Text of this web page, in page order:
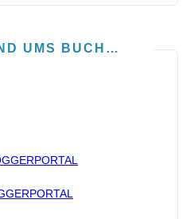
UMS BUCH…